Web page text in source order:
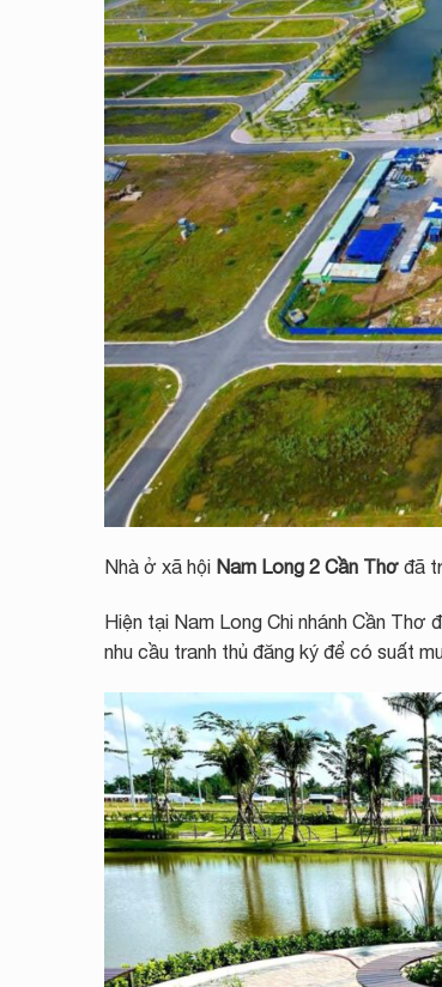
Nhà ở xã hội Nam Long 2 Cần Thơ đã
Hiện tại Nam Long Chi nhánh Cần Thơ
nhu cầu tranh thủ đăng ký để có suất